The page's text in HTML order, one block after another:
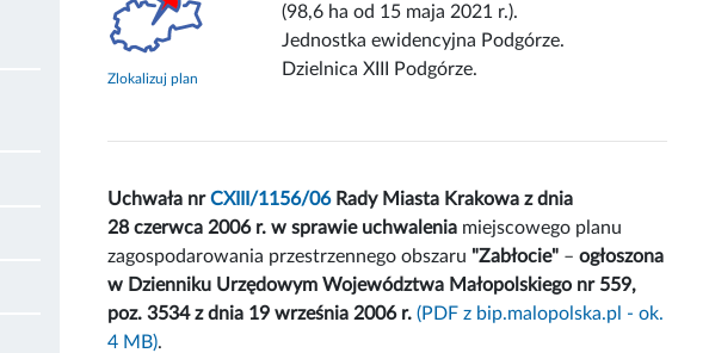
Zlokalizuj plan
(98,6 ha od 15 maja 2021 r.).
Jednostka ewidencyjna Podgórze.
Dzielnica XIII Podgórze.
Uchwała nrCXIII/1156/06Rady Miasta Krakowa z dnia
28 czerwca 2006 r. w sprawie uchwalenia miejscowego planu
zagospodarowania przestrzennego obszaru "Zabłocie" – ogłoszona
w Dzienniku Urzędowym Województwa Małopolskiego nr 559,
poz. 3534 z dnia 19 września 2006 r. (PDF z bip.malopolska.pl - ok.
4 MB).